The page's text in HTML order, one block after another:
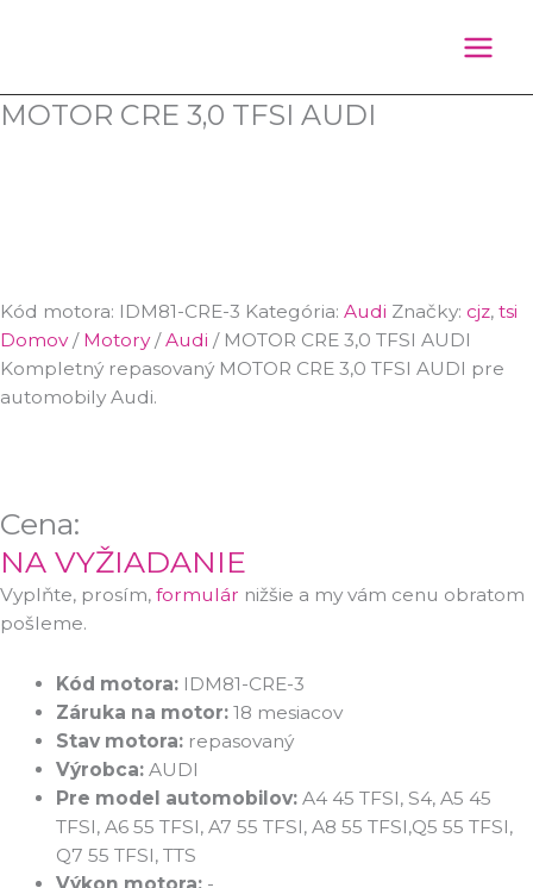
MOTOR CRE 3,0 TFSI AUDI
Kód motora: IDM81-CRE-3 Kategória: Audi Značky: cjz, tsi
Domov/ Motory/Audi / MOTOR CRE 3,0 TFSI AUDI
Kompletný repasovaný MOTOR CRE 3,0 TFSI AUDI pre
automobily Audi.
Cena:
NA VYŽIADANIE
Vyplňte, prosím, formulár nižšie a my vám cenu obratom
pošleme.
Kód motora: IDM81-CRE-3
Záruka na motor: 18 mesiacov
Stav motora: repasovaný
Výrobca: AUDI
Pre model automobilov: A4 45 TFSI, S4, A5 45
TFSI, A6 55 TFSI, A7 55 TFSI, A8 55 TFSI,Q5 55 TFSI,
Q7 55 TFSI, TTS